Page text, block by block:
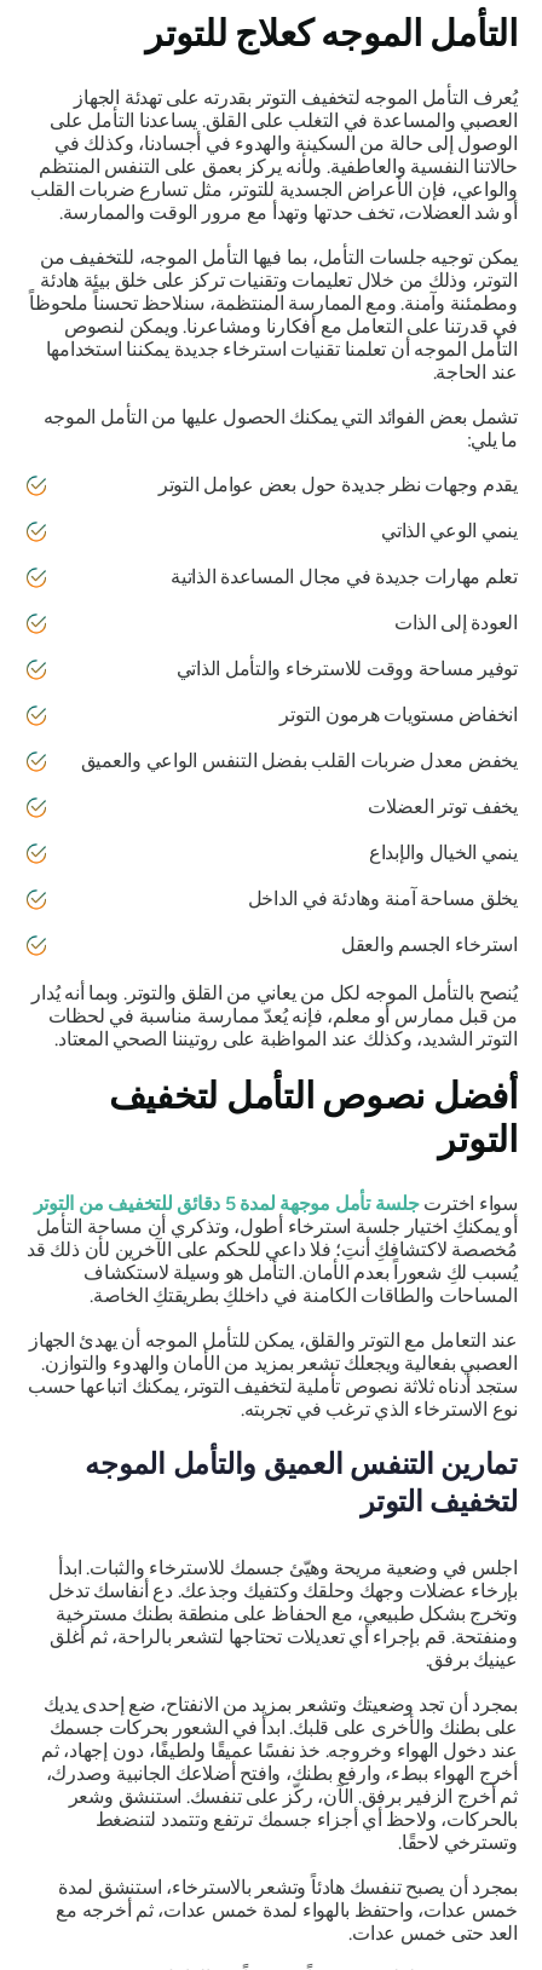
التأمل الموجه كعلاج للتوتر
يُعرف التأمل الموجه لتخفيف التوتر بقدرته على تهدئة الجهاز
العصبي والمساعدة في التغلب على القلق. يساعدنا التأمل على
الوصول إلى حالة من السكينة والهدوء في أجسادنا، وكذلك في
حالاتنا النفسية والعاطفية. ولأنه يركز بعمق على التنفس المنتظم
والواعي، فإن الأعراض الجسدية للتوتر، مثل تسارع ضربات القلب
أو شد العضلات، تخف حدتها وتهدأ مع مرور الوقت والممارسة.
يمكن توجيه جلسات التأمل، بما فيها التأمل الموجه، للتخفيف من
التوتر، وذلك من خلال تعليمات وتقنيات تركز على خلق بيئة هادئة
ومطمئنة وآمنة. ومع الممارسة المنتظمة، سنلاحظ تحسناً ملحوظاً
في قدرتنا على التعامل مع أفكارنا ومشاعرنا. ويمكن لنصوص
التأمل الموجه أن تعلمنا تقنيات استرخاء جديدة يمكننا استخدامها
عند الحاجة.
تشمل بعض الفوائد التي يمكنك الحصول عليها من التأمل الموجه
ما يلي:
يقدم وجهات نظر جديدة حول بعض عوامل التوتر
ينمي الوعي الذاتي
تعلم مهارات جديدة في مجال المساعدة الذاتية
العودة إلى الذات
توفير مساحة ووقت للاسترخاء والتأمل الذاتي
انخفاض مستويات هرمون التوتر
يخفض معدل ضربات القلب بفضل التنفس الواعي والعميق
يخفف توتر العضلات
ينمي الخيال والإبداع
يخلق مساحة آمنة وهادئة في الداخل
استرخاء الجسم والعقل
يُنصح بالتأمل الموجه لكل من يعاني من القلق والتوتر. وبما أنه يُدار
من قبل ممارس أو معلم، فإنه يُعدّ ممارسة مناسبة في لحظات
التوتر الشديد، وكذلك عند المواظبة على روتيننا الصحي المعتاد.
أفضل نصوص التأمل لتخفيف
التوتر
سواء اخترتجلسة تأمل موجهة لمدة 5 دقائق للتخفيف من التوتر
أو يمكنكِ اختيار جلسة استرخاء أطول، وتذكري أن مساحة التأمل
مُخصصة لاكتشافكِ أنتِ؛ فلا داعي للحكم على الآخرين لأن ذلك قد
يُسبب لكِ شعوراً بعدم الأمان. التأمل هو وسيلة لاستكشاف
المساحات والطاقات الكامنة في داخلكِ بطريقتكِ الخاصة.
عند التعامل مع التوتر والقلق، يمكن للتأمل الموجه أن يهدئ الجهاز
العصبي بفعالية ويجعلك تشعر بمزيد من الأمان والهدوء والتوازن.
ستجد أدناه ثلاثة نصوص تأملية لتخفيف التوتر، يمكنك اتباعها حسب
نوع الاسترخاء الذي ترغب في تجربته.
تمارين التنفس العميق والتأمل الموجه
لتخفيف التوتر
اجلس في وضعية مريحة وهيّئ جسمك للاسترخاء والثبات. ابدأ
بإرخاء عضلات وجهك وحلقك وكتفيك وجذعك. دع أنفاسك تدخل
وتخرج بشكل طبيعي، مع الحفاظ على منطقة بطنك مسترخية
ومنفتحة. قم بإجراء أي تعديلات تحتاجها لتشعر بالراحة، ثم أغلق
عينيك برفق.
بمجرد أن تجد وضعيتك وتشعر بمزيد من الانفتاح، ضع إحدى يديك
على بطنك والأخرى على قلبك. ابدأ في الشعور بحركات جسمك
عند دخول الهواء وخروجه. خذ نفسًا عميقًا ولطيفًا، دون إجهاد، ثم
أخرج الهواء ببطء، وارفع بطنك، وافتح أضلاعك الجانبية وصدرك،
ثم أخرج الزفير برفق. الآن، ركّز على تنفسك. استنشق وشعر
بالحركات، ولاحظ أي أجزاء جسمك ترتفع وتتمدد لتنضغط
وتسترخي لاحقًا.
بمجرد أن يصبح تنفسك هادئاً وتشعر بالاسترخاء، استنشق لمدة
خمس عدات، واحتفظ بالهواء لمدة خمس عدات، ثم أخرجه مع
العد حتى خمس عدات.